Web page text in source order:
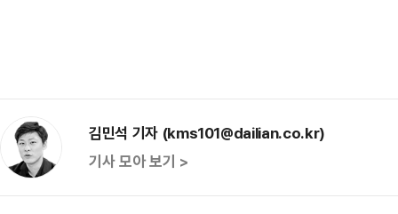
김민석 기자 (kms101@dailian.co.kr)
기사 모아 보기 >